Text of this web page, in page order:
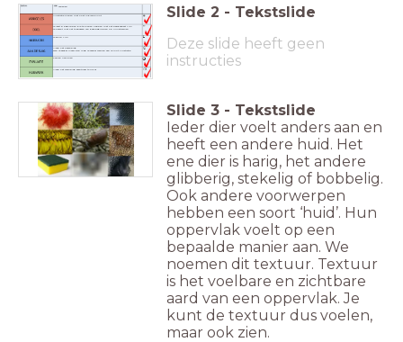
Illustratie maken met oost-indische inkt
Je leert 8 begrippen die te maken hebben met het beeldaspect Lijn
Je oefent met het toepassen van deze begrippen op kunstwerken
Theorie: Lijn
Tekenen
Maak het oefenblad
Ben je eerder klaar? Dan mag je verder werken aan je inkt-illustratie
Samen nakijken
Slide 2 - Tekstslide
Deze slide heeft geen
instructies
Slide 3 - Tekstslide
Ieder dier voelt anders aan en
heeft een andere huid. Het
ene dier is harig, het andere
glibberig, stekelig of bobbelig.
Ook andere voorwerpen
hebben een soort ‘huid’. Hun
oppervlak voelt op een
bepaalde manier aan. We
noemen dit textuur. Textuur
is het voelbare en zichtbare
aard van een oppervlak. Je
kunt de textuur dus voelen,
maar ook zien.